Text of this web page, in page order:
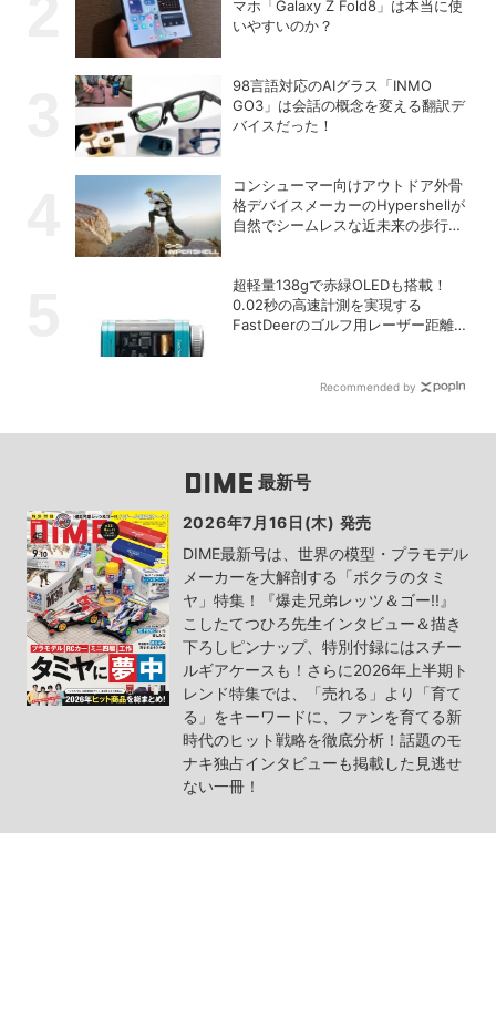
マホ「Galaxy Z Fold8」は本当に使
いやすいのか？
98言語対応のAIグラス「INMO
GO3」は会話の概念を変える翻訳デ
バイスだった！
コンシューマー向けアウトドア外骨
格デバイスメーカーのHypershellが
自然でシームレスな近未来の歩行体
超軽量138gで赤緑OLEDも搭載！
0.02秒の高速計測を実現する
FastDeerのゴルフ用レーザー距離計
Recommended by
最新号
2026年7月16日(木) 発売
DIME最新号は、世界の模型・プラモデル
メーカーを大解剖する「ボクラのタミ
ヤ」特集！『爆走兄弟レッツ＆ゴー!!』
こしたてつひろ先生インタビュー＆描き
下ろしピンナップ、特別付録にはスチー
ルギアケースも！さらに2026年上半期ト
レンド特集では、「売れる」より「育て
る」をキーワードに、ファンを育てる新
時代のヒット戦略を徹底分析！話題のモ
ナキ独占インタビューも掲載した見逃せ
ない一冊！